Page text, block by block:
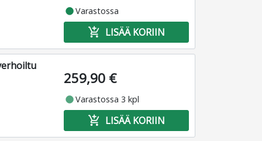
fiber_manual_recordVarastossa
add_shopping_cart LISÄÄ KORIIN
259,90 €
fiber_manual_recordVarastossa 3 kpl
add_shopping_cart LISÄÄ KORIIN